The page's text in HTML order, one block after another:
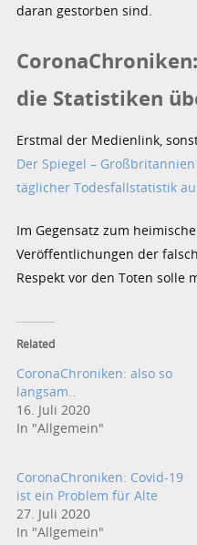
daran gestorben sind.
die Statistiken
Erstmal der Medienlink,
Der Spiegel –
täglicher Todesfallstatistik
Im Gegensatz zum
Veröffentlichungen der
Respekt vor den Toten solle
Related
CoronaChroniken: also so
langsam..
16. Juli 2020
In "Allgemein"
CoronaChroniken: Covid-19
ist ein Problem für Alte
27. Juli 2020
In "Allgemein"